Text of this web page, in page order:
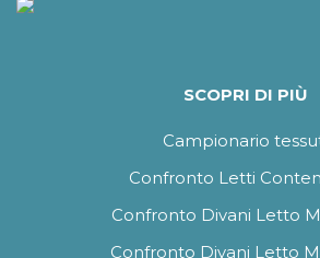
SCOPRI DI PIÙ
Campionario
Confronto Letti
Confronto Divani Letto
Confronto Divani Letto